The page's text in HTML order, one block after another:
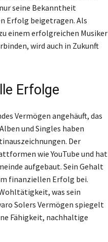
seine Bekanntheit
Erfolg beigetragen. Als
einem erfolgreichen Musiker
wird auch in Zukunft
Erfolge
Vermögen angehäuft, das
und Singles haben
Der
wie YouTube und hat
aufgebaut. Sein Gehalt
finanziellen Erfolg bei.
was sein
Solers Vermögen spiegelt
Fähigkeit, nachhaltige